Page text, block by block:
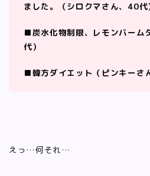
ました。（シロクマさん、40代
■炭水化物制限、レモンバーム
代）
■韓方ダイエット（ピンキーさ
えっ…何それ…